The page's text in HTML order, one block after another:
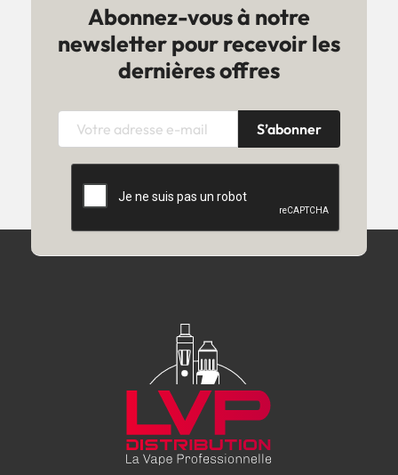
Abonnez-vous à notre
newsletter pour recevoir les
dernières offres